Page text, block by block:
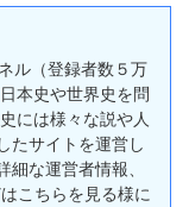
ル（登録者数５万
本史や世界史を問
には様々な説や人
たサイトを運営し
細な運営者情報、
こちらを見る様に